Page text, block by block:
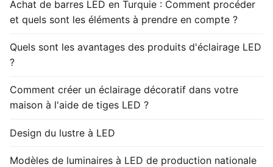
Achat de barres LED en Turquie : Comment procéder
et quels sont les éléments à prendre en compte ?
Quels sont les avantages des produits d'éclairage LED
?
Comment créer un éclairage décoratif dans votre
maison à l'aide de tiges LED ?
Design du lustre à LED
Modèles de luminaires à LED de production nationale